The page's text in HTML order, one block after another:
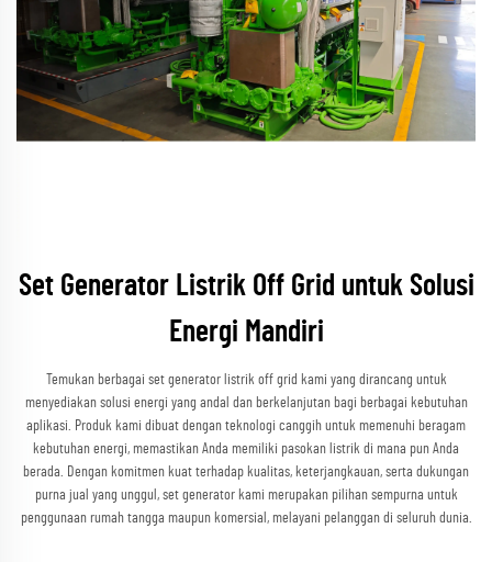
Set Generator Listrik Off Grid untuk Solusi
Energi Mandiri
Temukan berbagai set generator listrik off grid kami yang dirancang untuk
menyediakan solusi energi yang andal dan berkelanjutan bagi berbagai kebutuhan
aplikasi. Produk kami dibuat dengan teknologi canggih untuk memenuhi beragam
kebutuhan energi, memastikan Anda memiliki pasokan listrik di mana pun Anda
berada. Dengan komitmen kuat terhadap kualitas, keterjangkauan, serta dukungan
purna jual yang unggul, set generator kami merupakan pilihan sempurna untuk
penggunaan rumah tangga maupun komersial, melayani pelanggan di seluruh dunia.